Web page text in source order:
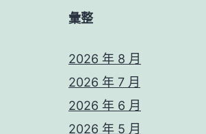
彙整
2026 年 8 月
2026 年 7 月
2026 年 6 月
2026 年 5 月